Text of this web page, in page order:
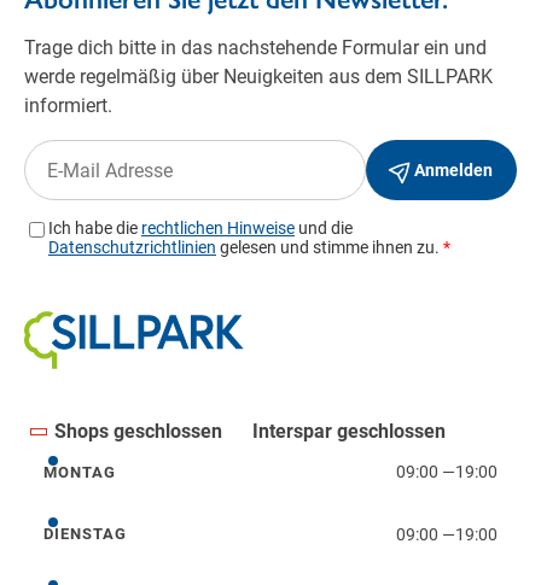
Shops geschlossen Interspar geschlossen
Montag
MONTAG 09:00 —19:00
Dienstag
DIENSTAG 09:00 —19:00